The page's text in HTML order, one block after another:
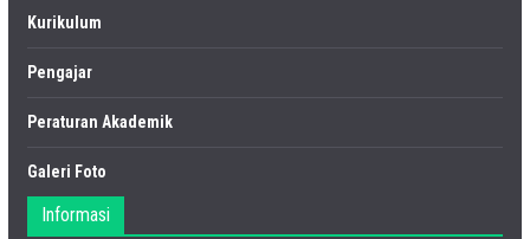
Kurikulum
Pengajar
Peraturan Akademik
Galeri Foto
Informasi